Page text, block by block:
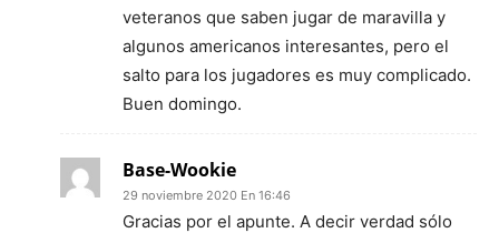
veteranos que saben jugar de maravilla y
algunos americanos interesantes, pero el
salto para los jugadores es muy complicado.
Buen domingo.
Base-Wookie
29 noviembre 2020 En 16:46
Gracias por el apunte. A decir verdad sólo